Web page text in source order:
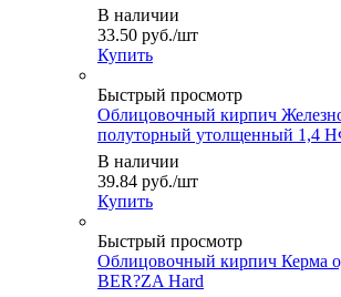
В наличии
33.50 руб./шт
Купить
Быстрый просмотр
Облицовочный кирпич
полуторный утолщенный 1,4
В наличии
39.84 руб./шт
Купить
Быстрый просмотр
Облицовочный кирпич Керма
BER?ZA Hard